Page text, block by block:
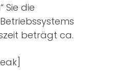
Sie die
beträgt ca.